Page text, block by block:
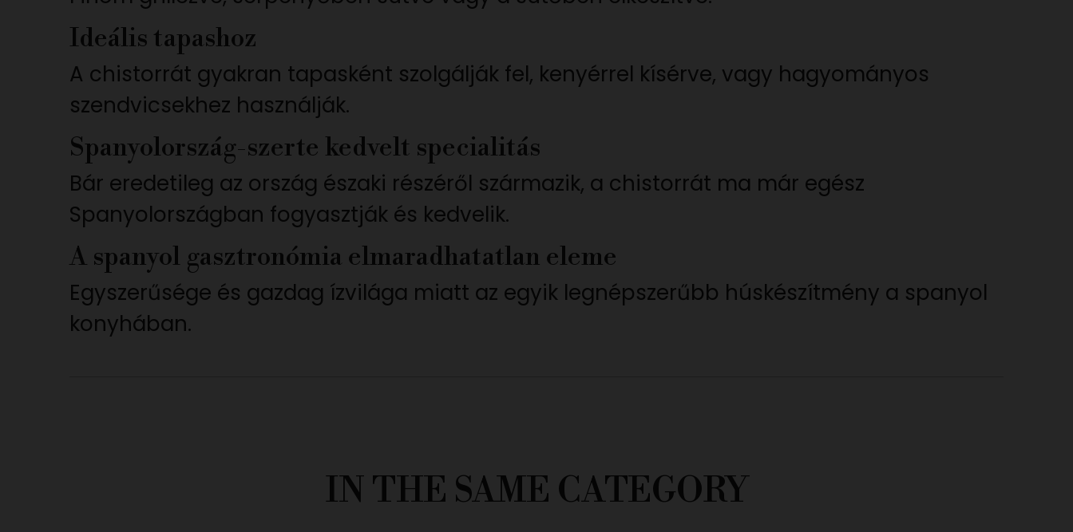
Ideális tapashoz
A chistorrát gyakran tapasként szolgálják fel, kenyérrel kísérve, vagy hagyományos
szendvicsekhez használják.
Spanyolország-szerte kedvelt specialitás
Bár eredetileg az ország északi részéről származik, a chistorrát ma már egész
Spanyolországban fogyasztják és kedvelik.
A spanyol gasztronómia elmaradhatatlan eleme
Egyszerűsége és gazdag ízvilága miatt az egyik legnépszerűbb húskészítmény a spanyol
konyhában.
IN THE SAME CATEGORY